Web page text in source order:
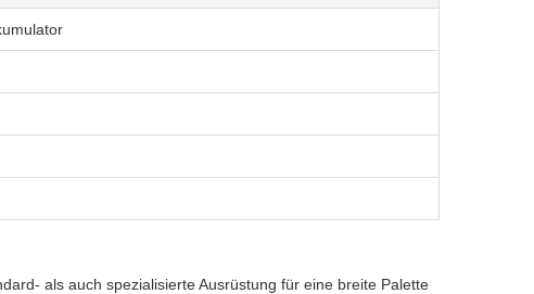
als auch spezialisierte Ausrüstung für eine breite Palette